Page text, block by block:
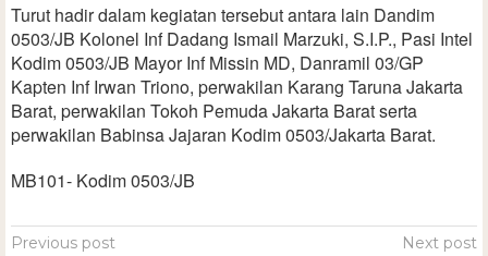
Turut hadir dalam kegiatan tersebut antara lain Dandim
0503/JB Kolonel Inf Dadang Ismail Marzuki, S.I.P., Pasi Intel
Kodim 0503/JB Mayor Inf Missin MD, Danramil 03/GP
Kapten Inf Irwan Triono, perwakilan Karang Taruna Jakarta
Barat, perwakilan Tokoh Pemuda Jakarta Barat serta
perwakilan Babinsa Jajaran Kodim 0503/Jakarta Barat.
MB101- Kodim 0503/JB
Previous post
Next post